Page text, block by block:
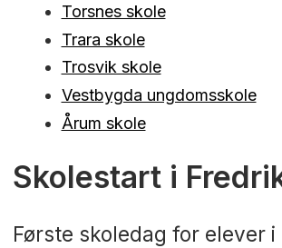
Torsnes skole
Trara skole
Trosvik skole
Vestbygda ungdomsskole
Årum skole
Skolestart i
Første skoledag for elever